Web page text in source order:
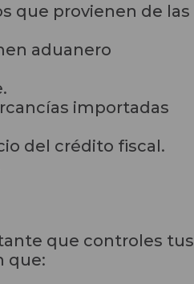
que provienen de las
aduanero
importadas
del crédito fiscal.
que controles tus
que: